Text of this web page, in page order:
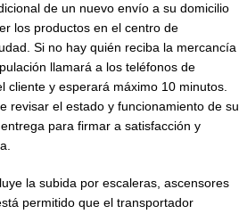
de un nuevo envío a su domicilio
los productos en el centro de
Si no hay quién reciba la mercancía
llamará a los teléfonos de
cliente y esperará máximo 10 minutos.
revisar el estado y funcionamiento de su
para firmar a satisfacción y
la subida por escaleras, ascensores
permitido que el transportador